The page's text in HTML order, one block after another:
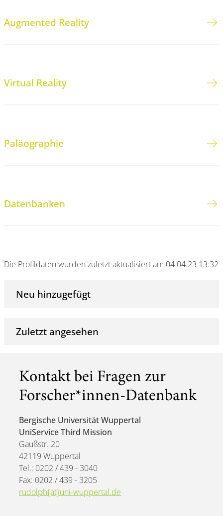
Augmented Reality
Virtual Reality
Paläographie
Datenbanken
Die Profildaten wurden zuletzt aktualisiert am 04.04.23 13:32
Neu hinzugefügt
Zuletzt angesehen
Kontakt bei Fragen zur
Forscher*innen-Datenbank
Bergische Universität Wuppertal
UniService Third Mission
Gaußstr. 20
42119 Wuppertal
Tel.: 0202 / 439 - 3040
Fax: 0202 / 439 - 3205
rudolph{at}uni-wuppertal.de